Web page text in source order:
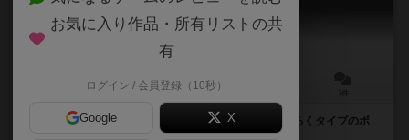
30～60分
自身の駒が周回する道（マス）を発展させていくすごろくタイプのボ
お気に入り作品・所有リストの共
有
ログイン / 会員登録（10秒）
Google X